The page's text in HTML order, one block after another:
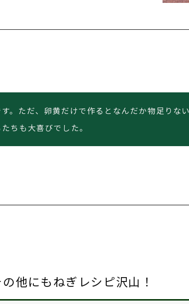
。ただ、卵黄だけで作るとなんだか物足りな
ちも大喜びでした。
の他にもねぎレシピ沢山！